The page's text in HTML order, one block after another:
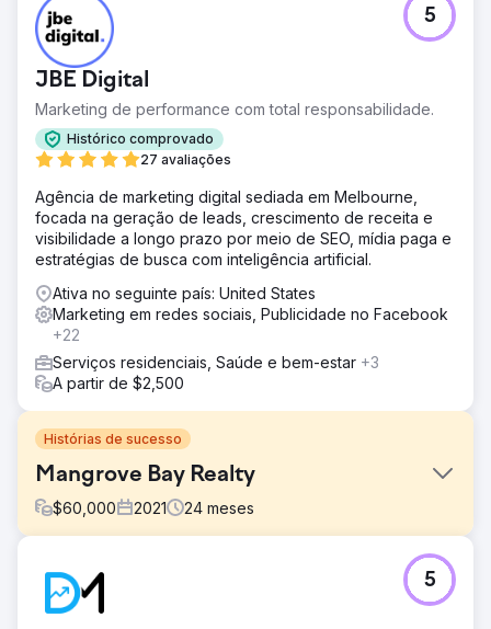
JBE Digital
Marketing de performance com total responsabilidade.
Histórico comprovado
27 avaliações
5
Agência de marketing digital sediada em Melbourne,
focada na geração de leads, crescimento de receita e
visibilidade a longo prazo por meio de SEO, mídia paga e
estratégias de busca com inteligência artificial.
Ativa no seguinte país: United States
Marketing em redes sociais, Publicidade no Facebook
+22
Serviços residenciais, Saúde e bem-estar +3
A partir de $2,500
Histórias de sucesso
Mangrove Bay Realty
$60,000 2021 24 meses
A Mangrove Bay Realty buscou aumentar as vendas
imobiliárias por meio de maior presença online e esforços
5